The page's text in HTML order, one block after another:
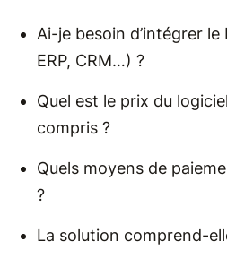
Ai-je besoin d’intégrer
ERP, CRM…) ?
Quel est le prix du
compris ?
Quels moyens de
?
La solution comprend-